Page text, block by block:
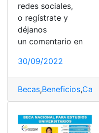
redes sociales,
o regístrate y
déjanos
un comentario en
30/09/2022
Becas,Beneficios,